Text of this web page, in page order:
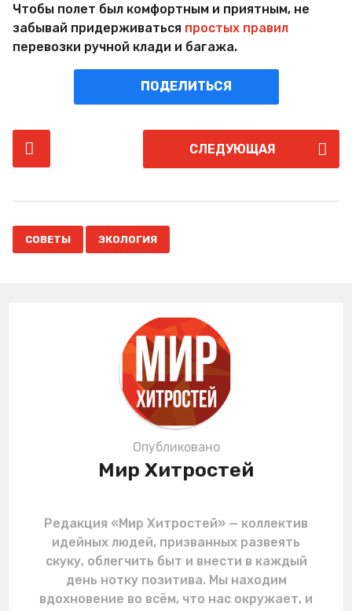
Чтобы полет был комфортным и приятным, не
забывай придерживаться простых правил
перевозки ручной клади и багажа.
ПОДЕЛИТЬСЯ
o
P
СЛЕДУЮЩАЯ
СОВЕТЫ ЭКОЛОГИЯ
Опубликовано
Мир Хитростей
Редакция «Мир Хитростей» — коллектив
идейных людей, призванных развеять
скуку, облегчить быт и внести в каждый
день нотку позитива. Мы находим
вдохновение во всём, что нас окружает, и